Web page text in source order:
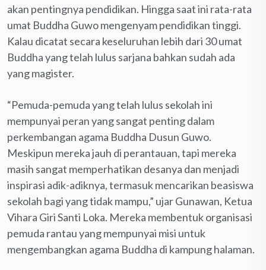
akan pentingnya pendidikan. Hingga saat ini rata-rata
umat Buddha Guwo mengenyam pendidikan tinggi.
Kalau dicatat secara keseluruhan lebih dari 30 umat
Buddha yang telah lulus sarjana bahkan sudah ada
yang magister.
“Pemuda-pemuda yang telah lulus sekolah ini
mempunyai peran yang sangat penting dalam
perkembangan agama Buddha Dusun Guwo.
Meskipun mereka jauh di perantauan, tapi mereka
masih sangat memperhatikan desanya dan menjadi
inspirasi adik-adiknya, termasuk mencarikan beasiswa
sekolah bagi yang tidak mampu,” ujar Gunawan, Ketua
Vihara Giri Santi Loka. Mereka membentuk organisasi
pemuda rantau yang mempunyai misi untuk
mengembangkan agama Buddha di kampung halaman.